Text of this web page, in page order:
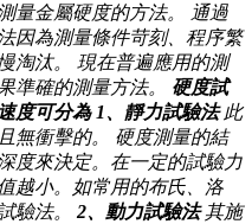
量金屬硬度的方法。 通過
因為測量條件苛刻、程序繁
汰。 現在普遍應用的測
確的測量方法。 硬度試
度可分為 1、靜力試驗法此
衝擊的。 硬度測量的結
來決定。在一定的試驗力
。如常用的布氏、洛
。 2、動力試驗法其施